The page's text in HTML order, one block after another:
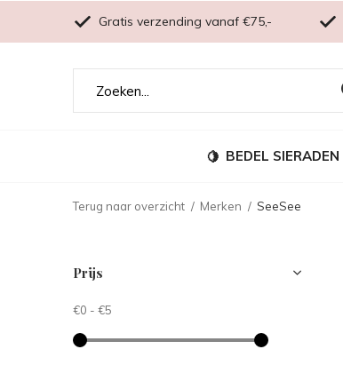
BEDEL SIERADEN
Gratis verzending vanaf €75,-
Terug naar overzicht Merken SeeSee
Prijs
€0 - €5